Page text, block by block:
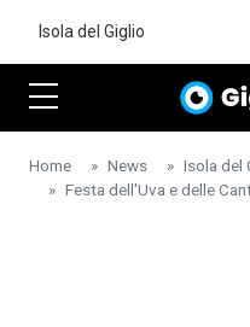
Isola del Giglio
Home News Isola del
Festa dell'Uva e delle